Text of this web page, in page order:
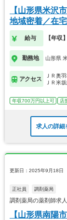
【山形県米沢
地域密着／在
給与 【年収
勤務地 山形県
アクセス
ＪＲ奥
ＪＲ米
年収700万円以上可 店
求人の詳細
更新日：2025年9月18日
正社員 調剤薬局
調剤薬局の薬剤師求
【山形県南陽